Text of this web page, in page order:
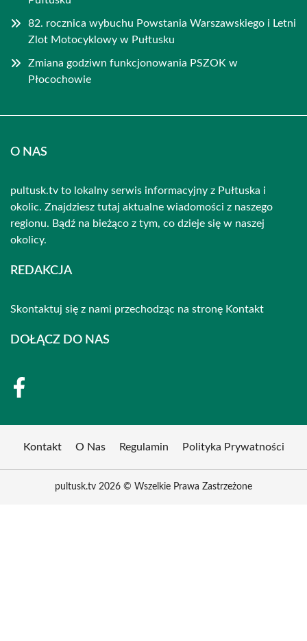
82. rocznica wybuchu Powstania Warszawskiego i Letni
Zlot Motocyklowy w Pułtusku
Zmiana godziwn funkcjonowania PSZOK w
Płocochowie
O NAS
pultusk.tv to lokalny serwis informacyjny z Pułtuska i
okolic. Znajdziesz tutaj aktualne wiadomości z naszego
regionu. Bądź na bieżąco z tym, co dzieje się w naszej
okolicy.
REDAKCJA
Skontaktuj się z nami przechodząc na stronę Kontakt
DOŁĄCZ DO NAS
Kontakt O Nas Regulamin Polityka Prywatności
pultusk.tv 2026 © Wszelkie Prawa Zastrzeżone